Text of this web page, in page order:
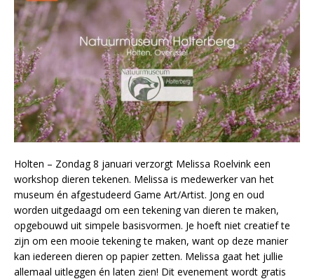
Holten – Zondag 8 januari verzorgt Melissa Roelvink een
workshop dieren tekenen. Melissa is medewerker van het
museum én afgestudeerd Game Art/Artist. Jong en oud
worden uitgedaagd om een tekening van dieren te maken,
opgebouwd uit simpele basisvormen. Je hoeft niet creatief te
zijn om een mooie tekening te maken, want op deze manier
kan iedereen dieren op papier zetten. Melissa gaat het jullie
allemaal uitleggen én laten zien! Dit evenement wordt gratis